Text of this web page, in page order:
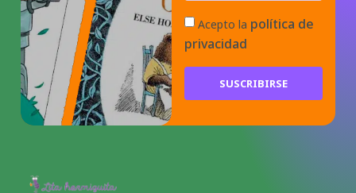
Acepto la política de
privacidad
SUSCRIBIRSE